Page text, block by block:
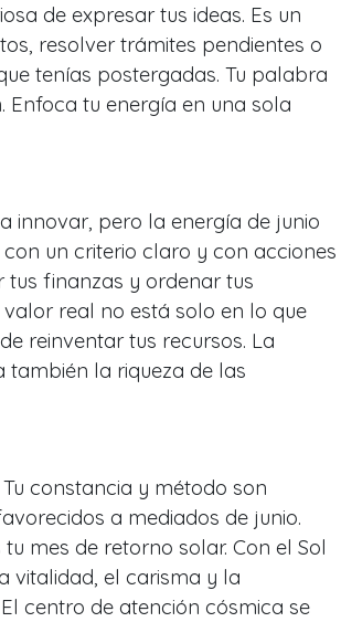
de expresar tus ideas. Es un
resolver trámites pendientes o
tenías postergadas. Tu palabra
tu energía en una sola
innovar, pero la energía de junio
un criterio claro y con acciones
tus finanzas y ordenar tus
real no está solo en lo que
reinventar tus recursos. La
también la riqueza de las
constancia y método son
a mediados de junio.
mes de retorno solar. Con el Sol
vitalidad, el carisma y la
centro de atención cósmica se